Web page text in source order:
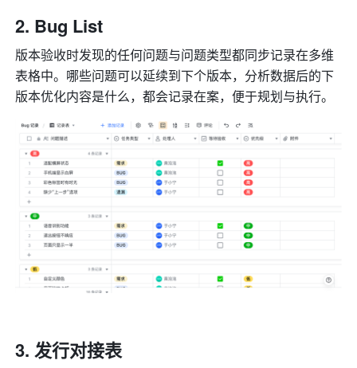
Bug List
版本验收时发现的任何问题与问题类型都同步记录在多维
表格中。哪些问题可以延续到下个版本，分析数据后的下
版本优化内容是什么，都会记录在案，便于规划与执行。
发行对接表